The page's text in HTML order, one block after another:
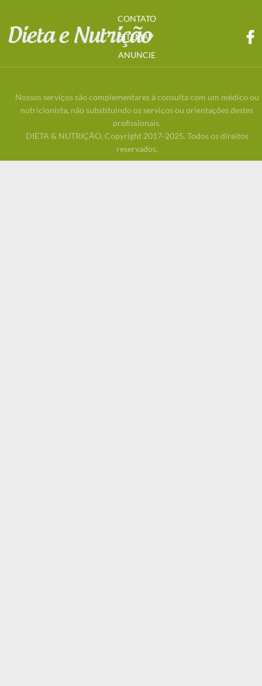
CONTATO
SITEMAP
ANUNCIE
Nossos serviços são complementares à consulta com um médico ou
nutricionista, não substituindo os serviços ou orientações destes
profissionais.
DIETA & NUTRIÇÃO. Copyright 2017-2025. Todos os direitos
reservados.